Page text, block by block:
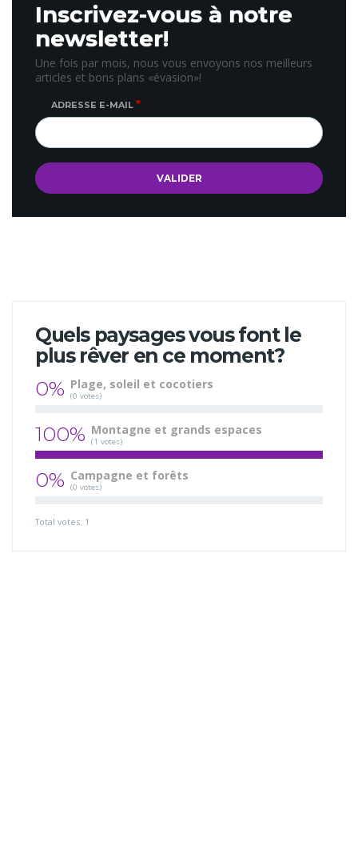
Inscrivez-vous à notre
newsletter!
Une fois par mois, nous vous envoyons nos meilleurs
articles et bons plans «évasion»!
ADRESSE E-MAIL
Quels paysages vous font le
plus rêver en ce moment?
0% Plage, soleil et cocotiers
(0 votes)
100% Montagne et grands espaces
(1 votes)
0% Campagne et forêts
(0 votes)
Total votes: 1